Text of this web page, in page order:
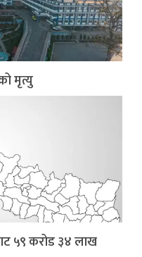
मृत्यु
५९ करोड ३४ लाख